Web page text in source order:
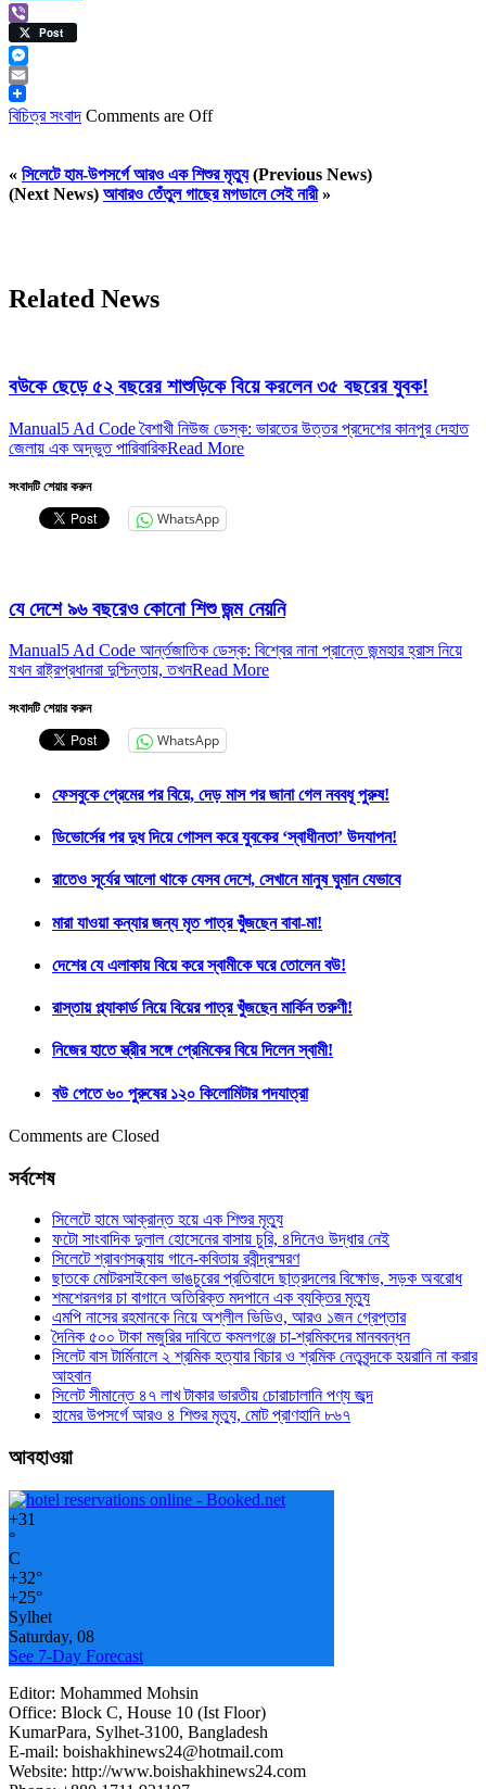
ViberPost
Messenger
Email
বিচিত্র সংবাদ Comments are Off
« সিলেটে হাম-উপসর্গে আরও এক শিশুর মৃত্যু(Previous News)
(Next News) আবারও তেঁতুল গাছের মগডালে সেই নারী»
Related News
বউকে ছেড়ে ৫২ বছরের শাশুড়িকে বিয়ে করলেন ৩৫ বছরের যুবক!
Manual5 Ad Code বৈশাখী নিউজ ডেস্ক: ভারতের উত্তর প্রদেশের কানপুর দেহাত
জেলায় এক অদ্ভুত পারিবারিকRead More
সংবাদটি শেয়ার করুন
WhatsApp
যে দেশে ৯৬ বছরেও কোনো শিশু জন্ম নেয়নি
Manual5 Ad Code আর্ন্তজাতিক ডেস্ক: বিশ্বের নানা প্রান্তে জন্মহার হ্রাস নিয়ে
যখন রাষ্ট্রপ্রধানরা দুশ্চিন্তায়, তখনRead More
সংবাদটি শেয়ার করুন
WhatsApp
ফেসবুকে প্রেমের পর বিয়ে, দেড় মাস পর জানা গেল নববধূ পুরুষ!
ডিভোর্সের পর দুধ দিয়ে গোসল করে যুবকের ‘স্বাধীনতা’ উদযাপন!
রাতেও সূর্যের আলো থাকে যেসব দেশে, সেখানে মানুষ ঘুমান যেভাবে
মারা যাওয়া কন্যার জন্য মৃত পাত্র খুঁজছেন বাবা-মা!
দেশের যে এলাকায় বিয়ে করে স্বামীকে ঘরে তোলেন বউ!
রাস্তায় প্ল্যাকার্ড নিয়ে বিয়ের পাত্র খুঁজছেন মার্কিন তরুণী!
নিজের হাতে স্ত্রীর সঙ্গে প্রেমিকের বিয়ে দিলেন স্বামী!
বউ পেতে ৬০ পুরুষের ১২০ কিলোমিটার পদযাত্রা
Comments are Closed
সর্বশেষ
সিলেটে হামে আক্রান্ত হয়ে এক শিশুর মৃত্যু
ফটো সাংবাদিক দুলাল হোসেনের বাসায় চুরি, ৪দিনেও উদ্ধার নেই
সিলেটে শ্রাবণসন্ধ্যায় গানে-কবিতায় রবীন্দ্রস্মরণ
ছাতকে মোটরসাইকেল ভাঙচুরের প্রতিবাদে ছাত্রদলের বিক্ষোভ, সড়ক অবরোধ
শমশেরনগর চা বাগানে অতিরিক্ত মদপানে এক ব্যক্তির মৃত্যু
এমপি নাসের রহমানকে নিয়ে অশ্লীল ভিডিও, আরও ১জন গ্রেপ্তার
দৈনিক ৫০০ টাকা মজুরির দাবিতে কমলগঞ্জে চা-শ্রমিকদের মানববন্ধন
সিলেট বাস টার্মিনালে ২ শ্রমিক হত্যার বিচার ও শ্রমিক নেতৃবৃন্দকে হয়রানি না করার
আহবান
সিলেট সীমান্তে ৪৭ লাখ টাকার ভারতীয় চোরাচালানি পণ্য জব্দ
হামের উপসর্গে আরও ৪ শিশুর মৃত্যু, মোট প্রাণহানি ৮৬৭
আবহাওয়া
+31
°
C
+32°
+25°
Sylhet
Saturday, 08
See 7-Day Forecast
Editor: Mohammed Mohsin
Office: Block C, House 10 (Ist Floor)
KumarPara, Sylhet-3100, Bangladesh
E-mail: boishakhinews24@hotmail.com
Website: http://www.boishakhinews24.com